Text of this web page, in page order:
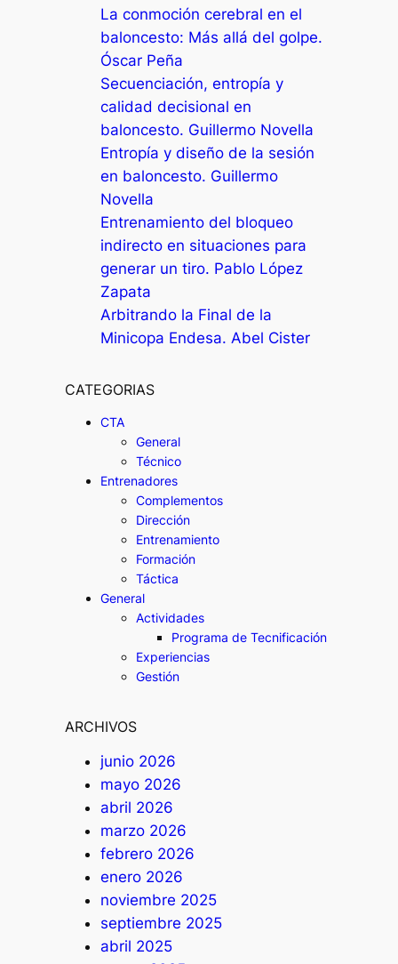
La conmoción cerebral en el
baloncesto: Más allá del golpe.
Óscar Peña
Secuenciación, entropía y
calidad decisional en
baloncesto. Guillermo Novella
Entropía y diseño de la sesión
en baloncesto. Guillermo
Novella
Entrenamiento del bloqueo
indirecto en situaciones para
generar un tiro. Pablo López
Zapata
Arbitrando la Final de la
Minicopa Endesa. Abel Cister
CATEGORIAS
CTA
General
Técnico
Entrenadores
Complementos
Dirección
Entrenamiento
Formación
Táctica
General
Actividades
Programa de Tecnificación
Experiencias
Gestión
ARCHIVOS
junio 2026
mayo 2026
abril 2026
marzo 2026
febrero 2026
enero 2026
noviembre 2025
septiembre 2025
abril 2025